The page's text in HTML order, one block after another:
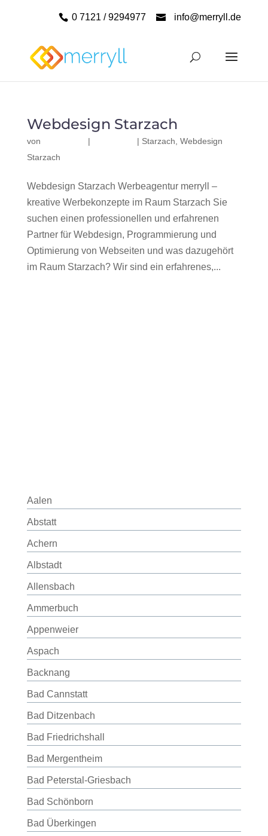
0 7121 / 9294977 info@merryll.de
Webdesign Starzach
von | | Starzach Webdesign
Starzach
Webdesign Starzach Werbeagentur merryll –
kreative Werbekonzepte im Raum Starzach Sie
suchen einen professionellen und erfahrenen
Partner für Webdesign, Programmierung und
Optimierung von Webseiten und was dazugehört
im Raum Starzach? Wir sind ein erfahrenes,...
Aalen
Abstatt
Achern
Albstadt
Allensbach
Ammerbuch
Appenweier
Aspach
Backnang
Bad Cannstatt
Bad Ditzenbach
Bad Friedrichshall
Bad Mergentheim
Bad Peterstal-Griesbach
Bad Schönborn
Bad Überkingen